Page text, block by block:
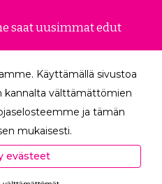
saat uusimmat edut
Käyttämällä sivustoa
kannalta välttämättömien
ja tämän
mukaisesti.
markkinointievästeet
evästeet